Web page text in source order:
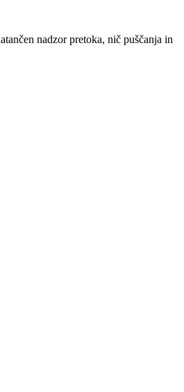
nadzor pretoka, nič puščanja in